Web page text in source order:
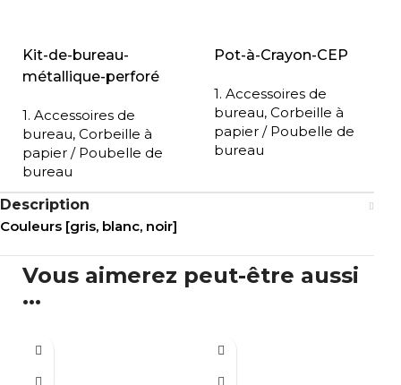
Kit-de-bureau-
métallique-perforé
1. Accessoires de
bureau, Corbeille à
papier / Poubelle de
bureau
Pot-à-Crayon-CEP
1. Accessoires de
bureau, Corbeille à
papier / Poubelle de
bureau
Description
Couleurs [gris, blanc, noir]
Vous aimerez peut-être aussi
...